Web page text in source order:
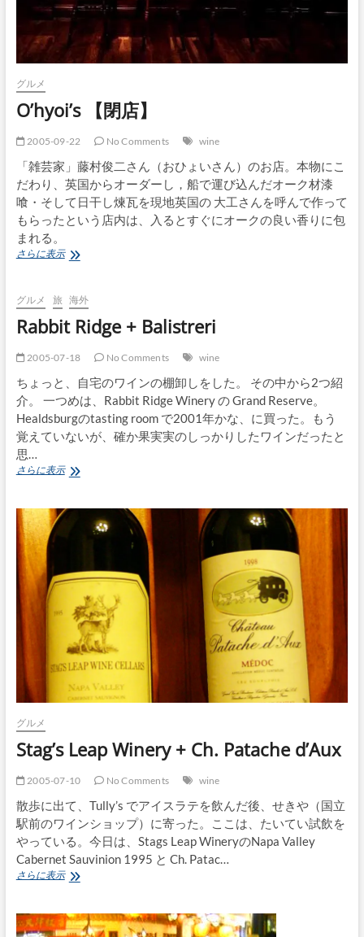
グルメ
O’hyoi’s 【閉店】
2005-09-22 No Comments wine
「雑芸家」藤村俊二さん（おひょいさん）のお店。本物にこ
だわり、英国からオーダーし，船で運び込んだオーク材漆
喰・そして日干し煉瓦を現地英国の 大工さんを呼んで作って
もらったという店内は、入るとすぐにオークの良い香りに包
まれる。
さらに表示O’hyoi’s
グルメ
旅 海外
Rabbit Ridge + Balistreri
2005-07-18 No Comments wine
ちょっと、自宅のワインの棚卸しをした。 その中から2つ紹
介。 一つめは、Rabbit Ridge Winery の Grand Reserve。
Healdsburgのtasting room で2001年かな、に買った。もう
覚えていないが、確か果実実のしっかりしたワインだったと
思…
さらに表示Rabbit
Balistreri
グルメ
Stag’s Leap Winery + Ch. Patache d’Aux
2005-07-10 No Comments wine
散歩に出て、Tully’s でアイスラテを飲んだ後、せきや（国立
駅前のワインショップ）に寄った。ここは、たいてい試飲を
やっている。今日は、Stags Leap WineryのNapa Valley
Cabernet Sauvinion 1995 と Ch. Patac…
さらに表示Stag’s
+
Ch.